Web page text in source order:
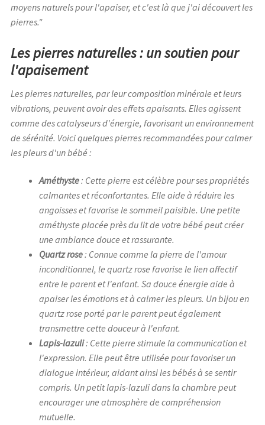
moyens naturels pour l'apaiser, et c'est là que j'ai découvert les
pierres."
Les pierres naturelles : un soutien pour
l'apaisement
Les pierres naturelles, par leur composition minérale et leurs
vibrations, peuvent avoir des effets apaisants. Elles agissent
comme des catalyseurs d'énergie, favorisant un environnement
de sérénité. Voici quelques pierres recommandées pour calmer
les pleurs d'un bébé :
Améthyste: Cette pierre est célèbre pour ses propriétés
calmantes et réconfortantes. Elle aide à réduire les
angoisses et favorise le sommeil paisible. Une petite
améthyste placée près du lit de votre bébé peut créer
une ambiance douce et rassurante.
Quartz rose: Connue comme la pierre de l'amour
inconditionnel, le quartz rose favorise le lien affectif
entre le parent et l'enfant. Sa douce énergie aide à
apaiser les émotions et à calmer les pleurs. Un bijou en
quartz rose porté par le parent peut également
transmettre cette douceur à l'enfant.
Lapis-lazuli: Cette pierre stimule la communication et
l'expression. Elle peut être utilisée pour favoriser un
dialogue intérieur, aidant ainsi les bébés à se sentir
compris. Un petit lapis-lazuli dans la chambre peut
encourager une atmosphère de compréhension
mutuelle.